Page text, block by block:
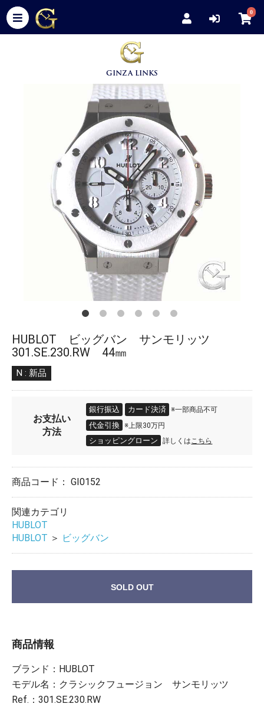
0
GINZA LINKS
HUBLOT ビッグバン サンモリッツ
301.SE.230.RW 44㎜
N : 新品
お支払い
方法
銀行振込 カード決済 ※一部商品不可
代金引換 ※上限30万円
ショッピングローン 詳しくはこちら
商品コード： GI0152
関連カテゴリ
HUBLOT
HUBLOT ＞ ビッグバン
SOLD OUT
商品情報
ブランド：HUBLOT
モデル名：クラシックフュージョン サンモリッツ
Ref.：301.SE.230.RW